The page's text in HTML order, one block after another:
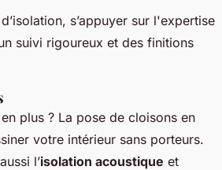
s’appuyer sur l'expertise
suivi rigoureux et des finitions
plus ? La pose de cloisons en
votre intérieur sans porteurs.
l’isolation acoustique et